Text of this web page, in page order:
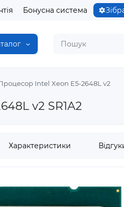
Бонусна система
Intel Xeon E5-2648L v2
v2 SR1A2
Характеристики